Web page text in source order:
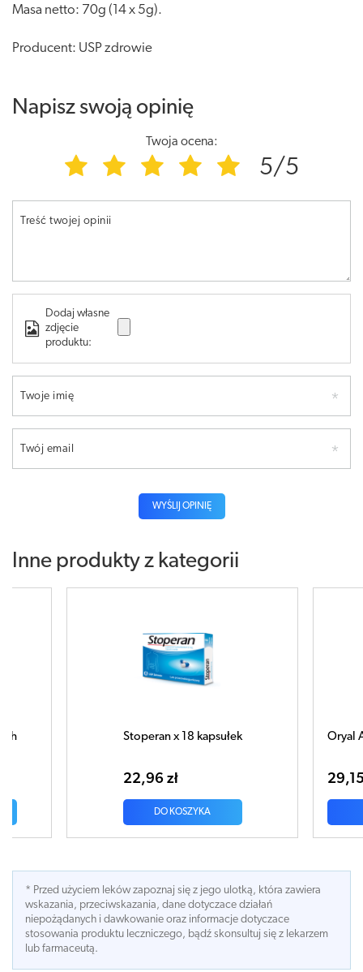
Masa netto: 70g (14 x 5g).
Producent: USP zdrowie
Napisz swoją opinię
Twoja ocena:
5/5
Treść twojej opinii
Dodaj własne
zdjęcie
produktu:
Twoje imię
Twój email
WYŚLIJ OPINIĘ
Inne produkty z kategorii
Oryal Aqua+ Mix smaków x 14 saszetek
29,15 zł
DO KOSZYKA
* Przed użyciem leków zapoznaj się z jego ulotką, która zawiera
wskazania, przeciwskazania, dane dotyczace działań
niepożądanych i dawkowanie oraz informacje dotyczace
stosowania produktu leczniczego, bądź skonsultuj się z lekarzem
lub farmaceutą.